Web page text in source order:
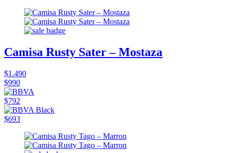
Camisa Rusty Sater – Mostaza
$1.490
$990
$792
$693